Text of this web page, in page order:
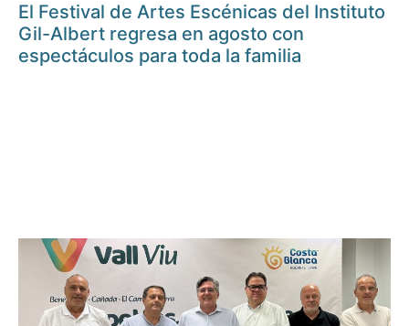
El Festival de Artes Escénicas del Instituto
Gil-Albert regresa en agosto con
espectáculos para toda la familia